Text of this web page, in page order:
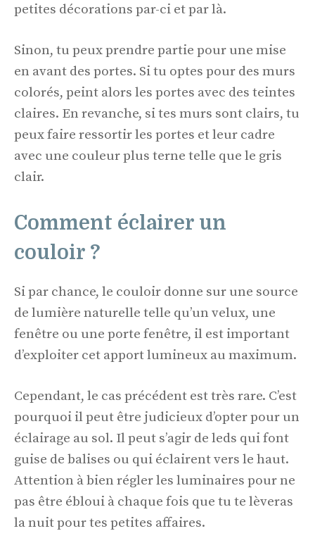
petites décorations par-ci et par là.
Sinon, tu peux prendre partie pour une mise
en avant des portes. Si tu optes pour des murs
colorés, peint alors les portes avec des teintes
claires. En revanche, si tes murs sont clairs, tu
peux faire ressortir les portes et leur cadre
avec une couleur plus terne telle que le gris
clair.
Comment éclairer un
couloir ?
Si par chance, le couloir donne sur une source
de lumière naturelle telle qu’un velux, une
fenêtre ou une porte fenêtre, il est important
d’exploiter cet apport lumineux au maximum.
Cependant, le cas précédent est très rare. C’est
pourquoi il peut être judicieux d’opter pour un
éclairage au sol. Il peut s’agir de leds qui font
guise de balises ou qui éclairent vers le haut.
Attention à bien régler les luminaires pour ne
pas être ébloui à chaque fois que tu te lèveras
la nuit pour tes petites affaires.